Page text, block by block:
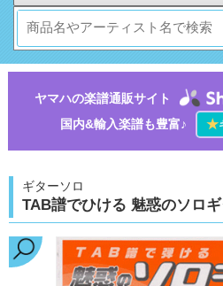
ヤマハの楽譜通販サイト
国内&輸入楽譜も豊富♪
★
ギターソロ
TAB譜でひける 魅惑のソロ